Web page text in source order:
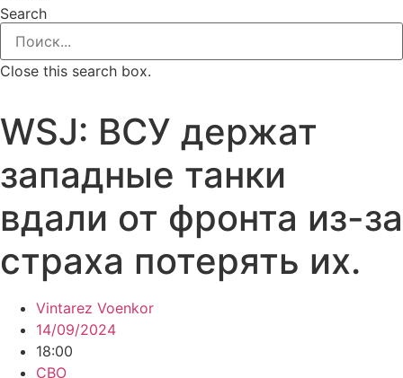
Search
Close this search box.
WSJ: ВСУ держат
западные танки
вдали от фронта из-за
страха потерять их.
Vintarez Voenkor
14/09/2024
18:00
СВО